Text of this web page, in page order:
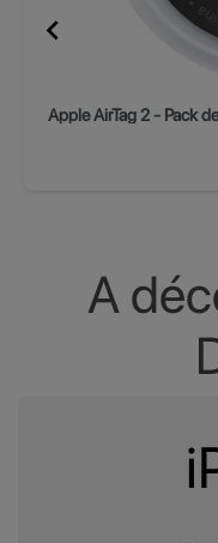

Apple AirTag 2 - Pack
A